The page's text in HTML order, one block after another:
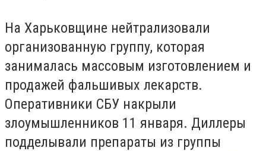
На Харьковщине нейтрализовали
организованную группу, которая
занималась массовым изготовлением и
продажей фальшивых лекарств.
Оперативники СБУ накрыли
злоумышленников 11 января. Диллеры
подделывали препараты из группы